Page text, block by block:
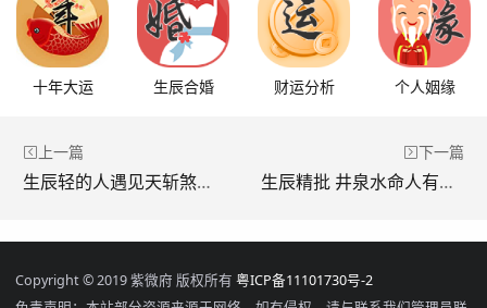
十年大运 生辰合婚 财运分析 个人姻缘
上一篇
生辰轻的人遇见天斩煞该如何化解
下一篇
生辰精批 井泉水命人有美人痣性格如何
Copyright © 2019 紫微府 版权所有 粤ICP备11101730号-2